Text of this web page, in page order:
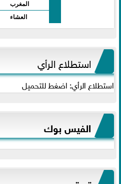
المغرب
العشاء
استطلاع الرأي
استطلاع الرأي: اضغط للتحميل
الفيس بوك